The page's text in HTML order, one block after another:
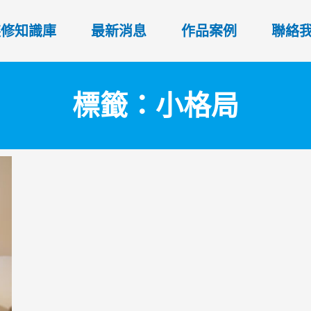
知識庫 最新消息 作品案例 聯絡
標籤：小格局